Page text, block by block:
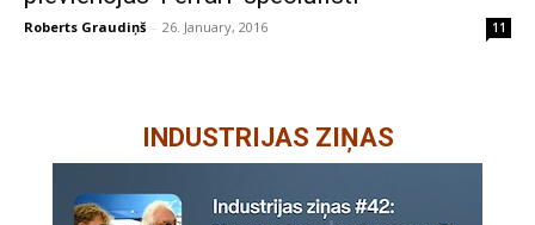
Roberts Graudiņš - 26. January, 2016 11
INDUSTRIJAS ZIŅAS